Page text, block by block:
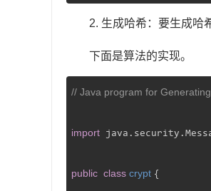
2. 生成哈希：要生成哈
下面是算法的实现。
// Java program for
import
public class crypt {